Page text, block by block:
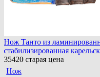
Нож Танто из
стабилизированная
35420 старая цена
Нож